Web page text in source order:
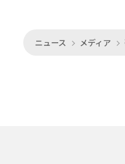
ニュース メディア